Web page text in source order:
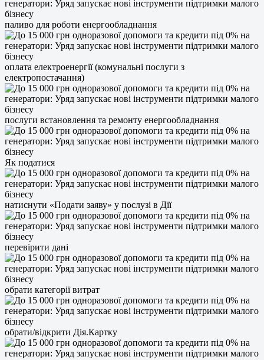
паливо для роботи енергообладнання
оплата електроенергії (комунальні послуги з
електропостачання)
послуги встановлення та ремонту енергообладнання
Як податися
натиснути «Подати заяву» у послузі в Дії
перевірити дані
обрати категорії витрат
обрати/відкрити Дія.Картку